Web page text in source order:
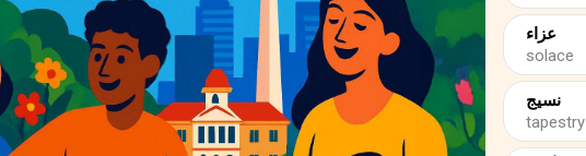
عزاء
solace
نسيج
tapestry